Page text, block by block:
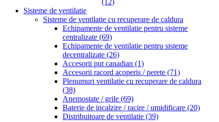
(12)
Sisteme de ventilatie
Sisteme de ventilatie cu recuperare de caldura
Echipamente de ventilatie pentru sisteme
centralizate (69)
Echipamente de ventilatie pentru sisteme
decentralizate (26)
Accesorii put canadian (1)
Accesorii racord acoperis / perete (71)
Plenumuri ventilatie cu recuperare de caldura
(38)
Anemostate / grile (69)
Baterie de incalzire / racire / umidificare (20)
Distribuitoare de ventilatie (39)